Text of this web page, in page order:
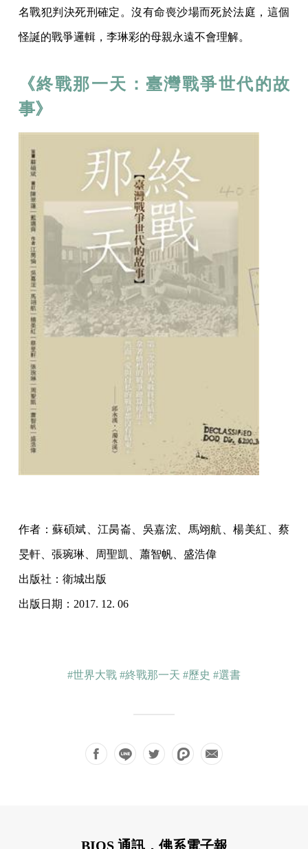
名戰犯判決死刑確定。沒有命喪沙場而死於法庭，這個
怪誕的戰爭邏輯，李琳彩的母親永遠不會理解。
《終戰那一天：臺灣戰爭世代的故
事》
作者：蘇碩斌、江昺崙、吳嘉浤、馬翊航、楊美紅、蔡
旻軒、張琬琳、周聖凱、蕭智帆、盛浩偉
出版社：衛城出版
出版日期：2017. 12. 06
#世界大戰 #終戰那一天 #歷史 #選書
BIOS 通訊，佛系電子報